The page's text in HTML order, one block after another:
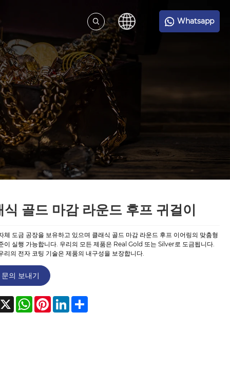
Whatsapp
식 골드 마감 라운드 후프 귀걸이
체 도금 공장을 보유하고 있으며 클래식 골드 마감 라운드 후프 이어링의 맞춤형
이 실행 가능합니다. 우리의 모든 제품은 Real Gold 또는 Silver로 도금됩니다.
리의 전자 코팅 기술은 제품의 내구성을 보장합니다.
문의 보내기
X WhatsAppPinterestLinkedInShare